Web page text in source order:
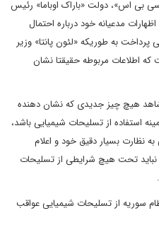
بی اس»، دولت «باراک اوباما» رئیس
مدعیانه خود درباره احتمال
به طوریکه «لئون پانتا» وزیر
که اطلاعات مربوطه حقیقتا نشان
شاهد هیچ چیز جدیدی که نشان دهنده
استفاده از تسلیحات شیمیایی باشد،
به نظارت بسیار دقیق خود و اعلام
نباید تحت هیچ شرایطی از تسلیحات
سوریه از تسلیحات شیمیایی عواقب